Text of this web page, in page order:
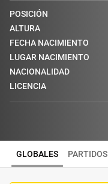
POSICIÓN
ALTURA
FECHA NACIMIENTO
LUGAR NACIMIENTO
NACIONALIDAD
LICENCIA
GLOBALES PARTIDOS